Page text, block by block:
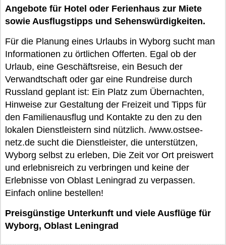
Angebote für Hotel oder Ferienhaus zur Miete
sowie Ausflugstipps und Sehenswürdigkeiten.
Für die Planung eines Urlaubs in Wyborg sucht man
Informationen zu örtlichen Offerten. Egal ob der
Urlaub, eine Geschäftsreise, ein Besuch der
Verwandtschaft oder gar eine Rundreise durch
Russland geplant ist: Ein Platz zum Übernachten,
Hinweise zur Gestaltung der Freizeit und Tipps für
den Familienausflug und Kontakte zu den zu den
lokalen Dienstleistern sind nützlich. /www.ostsee-
netz.de sucht die Dienstleister, die unterstützen,
Wyborg selbst zu erleben, Die Zeit vor Ort preiswert
und erlebnisreich zu verbringen und keine der
Erlebnisse von Oblast Leningrad zu verpassen.
Einfach online bestellen!
Preisgünstige Unterkunft und viele Ausflüge für
Wyborg, Oblast Leningrad